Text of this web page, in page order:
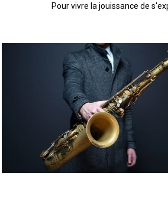
Pour vivre la jouissance de